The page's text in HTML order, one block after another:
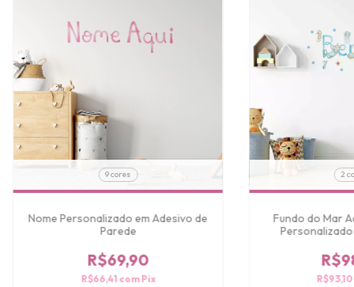
9 cores
Nome Personalizado em Adesivo de
Parede
R$69,90
R$66,41 comPix
2
Fundo do Mar
R$93,10